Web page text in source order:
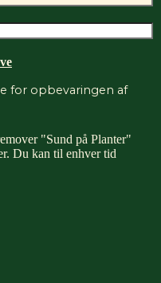
for opbevaringen af
"Sund på Planter"
Du kan til enhver tid